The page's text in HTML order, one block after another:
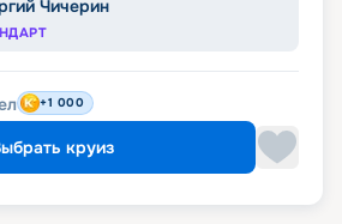
Чичерин
+1 000
круиз